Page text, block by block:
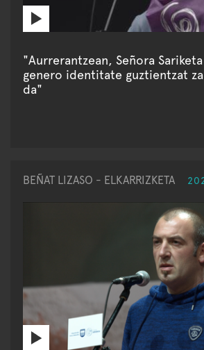
"Aurrerantzean, Señora
genero identitate guztientzat
da"
BEÑAT LIZASO - ELKARRIZKETA